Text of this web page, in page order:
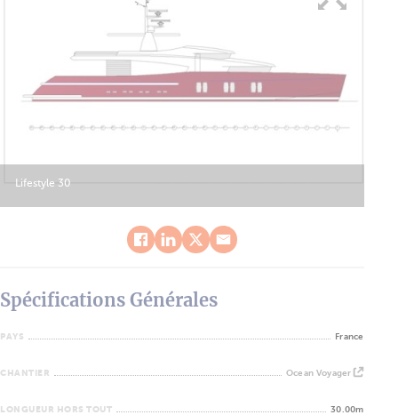
Lifestyle 30
Spécifications Générales
PAYS France
CHANTIER Ocean Voyager
LONGUEUR HORS TOUT 30.00m